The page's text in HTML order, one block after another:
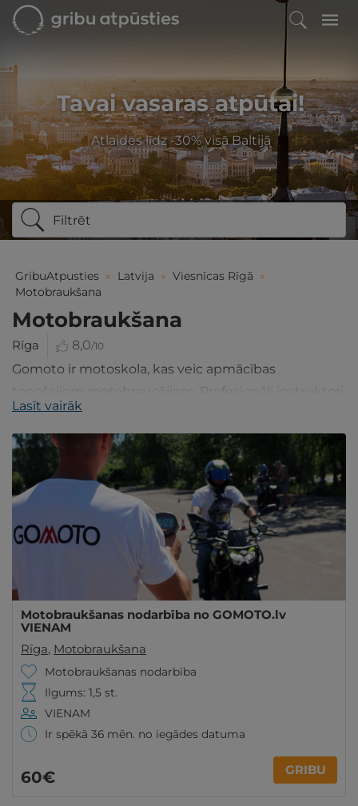
Tavai vasaras atpūtai!
Atlaides līdz -30% visā Baltijā
Filtrēt
GribuAtpusties » Latvija » Viesnīcas Rīgā »
Motobraukšana
Motobraukšana
Rīga 8,0/10
Gomoto ir motoskola, kas veic apmācības
topošajiem motobraucējiem. Profesionāli instruktori
un individuāla pieeja palīdzēs īstenot Jūsu sapni.
Lasīt vairāk
Motobraukšanas nodarbība no GOMOTO.lv
VIENAM
Rīga, Motobraukšana
Motobraukšanas nodarbība
Ilgums: 1,5 st.
VIENAM
Ir spēkā 36 mēn. no iegādes datuma
60€ GRIBU